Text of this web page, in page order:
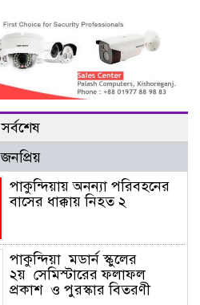
সর্বশেষ
জনপ্রিয়
পাকুন্দিয়ায় অনন্যা পরিবহনের
বাসের ধাক্কায় নিহত ২
পাকুন্দিয়া মডার্ন স্কুলের
২য় সেমিস্টারের ফলাফল
প্রকাশ ও পুরস্কার বিতরণী